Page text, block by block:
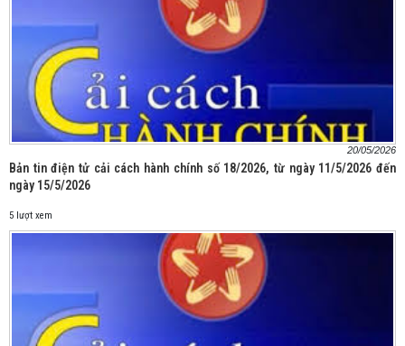
20/05/2026
Bản tin điện tử cải cách hành chính số 18/2026, từ ngày 11/5/2026 đến
ngày 15/5/2026
5 lượt xem